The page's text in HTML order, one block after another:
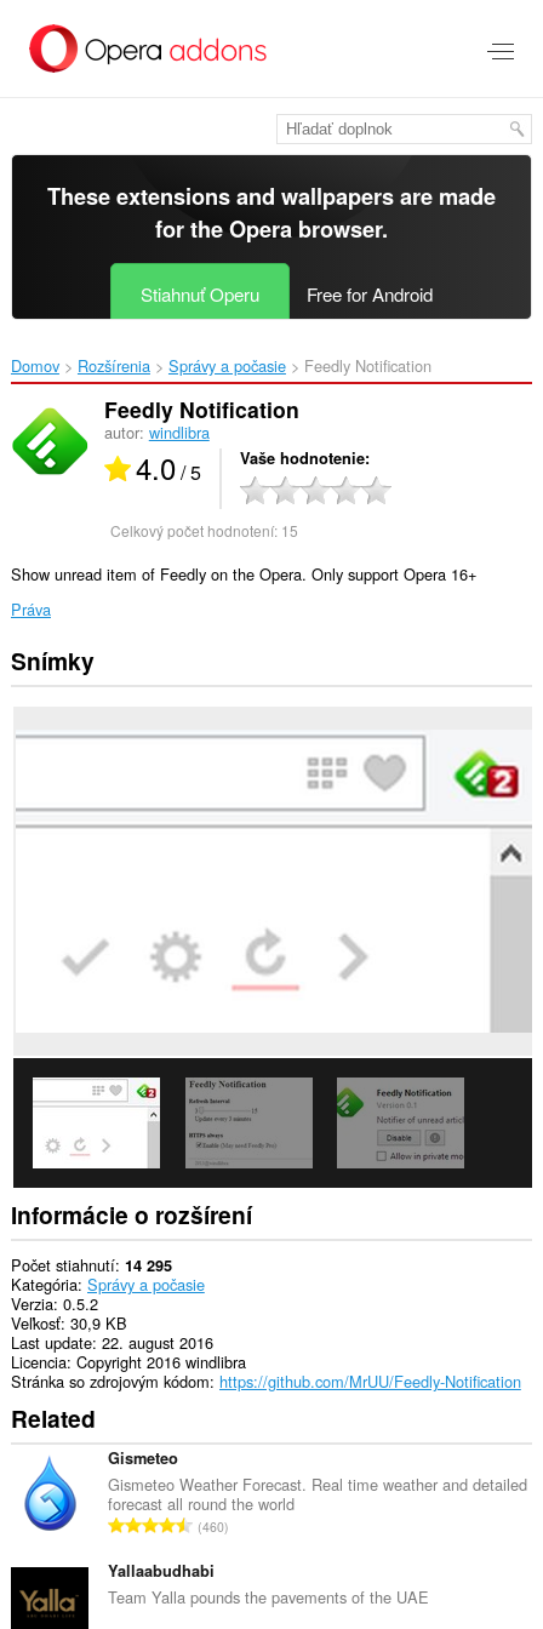
hlavný
These extensions and wallpapers are made
for theOpera browser.
Stiahnuť Operu Free for Android
Domov Rozšírenia Správy a počasie Feedly Notification‎
Feedly Notification
autor: windlibra
4.0/ 5 Vaše hodnotenie
Celkový počet hodnotení: 15
Show unread item of Feedly on the Opera. Only support Opera 16+
Práva
Toto
rozšírenie
k
niektorých
webových
Snímky
Informácie o rozšírení
Počet stiahnutí 14 295
Kategória Správy a počasie
Verzia 0.5.2
Veľkosť 30,9 KB
Last update 22. august 2016
Licencia Copyright 2016 windlibra
Stránka so zdrojovým kódom https://github.com/MrUU/Feedly-Notification
Related
Gismeteo
Gismeteo Weather Forecast. Real time weather and detailed
forecast all round the world
C
l
k
460
Yallaabudhabi
Team Yalla pounds the pavements of the UAE